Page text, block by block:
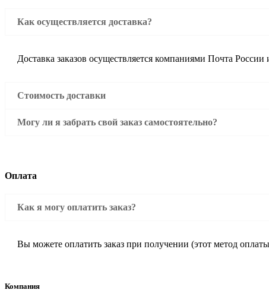
Как осуществляется доставка?
Доставка заказов осуществляется компаниями Почта
Стоимость доставки
Могу ли я забрать свой заказ самостоятельно?
Оплата
Как я могу оплатить заказ?
Вы можете оплатить заказ при получении (этот метод
Компания